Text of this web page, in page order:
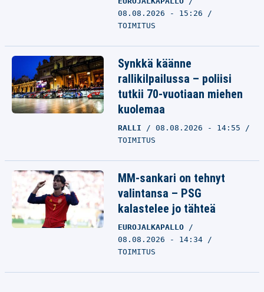
08.08.2026 - 15:26
TOIMITUS
Synkkä käänne
rallikilpailussa – poliisi
tutkii 70-vuotiaan miehen
kuolemaa
RALLI
08.08.2026 - 14:55
TOIMITUS
MM-sankari on tehnyt
valintansa – PSG
kalastelee jo tähteä
EUROJALKAPALLO
08.08.2026 - 14:34
TOIMITUS